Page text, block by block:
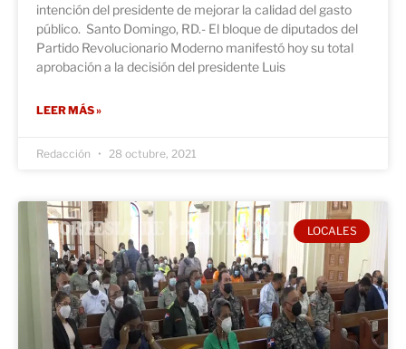
intención del presidente de mejorar la calidad del gasto
público. Santo Domingo, RD.- El bloque de diputados del
Partido Revolucionario Moderno manifestó hoy su total
aprobación a la decisión del presidente Luis
LEER MÁS »
Redacción 28 octubre, 2021
LOCALES